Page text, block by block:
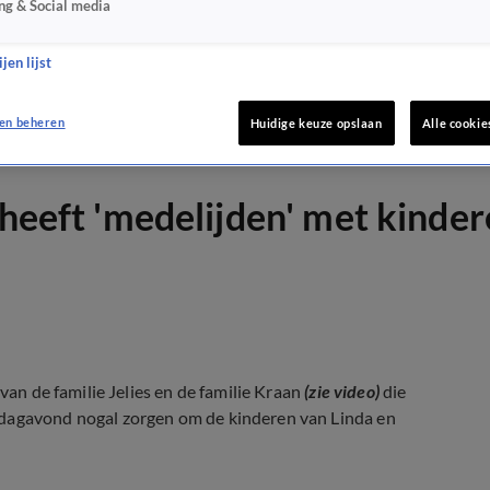
'medelijden' met
de familie Jelies en de familie Kraan (zie video)die
nogal zorgen om de kinderen van Linda en
& Social media
lijst
beheren Huidige keuze opslaan Alle